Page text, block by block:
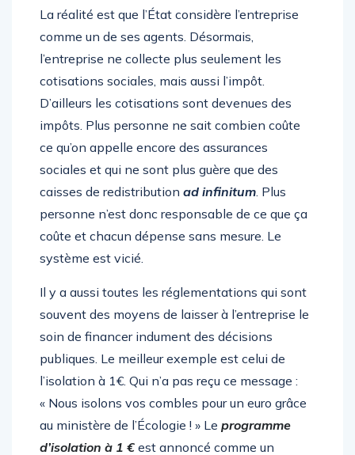
La réalité est que l’État considère l’entreprise
comme un de ses agents. Désormais,
l’entreprise ne collecte plus seulement les
cotisations sociales, mais aussi l’impôt.
D’ailleurs les cotisations sont devenues des
impôts. Plus personne ne sait combien coûte
ce qu’on appelle encore des assurances
sociales et qui ne sont plus guère que des
caisses de redistributionad infinitum. Plus
personne n’est donc responsable de ce que ça
coûte et chacun dépense sans mesure. Le
Il y a aussi toutes les réglementations qui sont
souvent des moyens de laisser à l’entreprise le
soin de financer indument des décisions
publiques. Le meilleur exemple est celui de
l’isolation à 1€. Qui n’a pas reçu ce message :
« Nous isolons vos combles pour un euro grâce
au ministère de l’Écologie ! » Leprogramme